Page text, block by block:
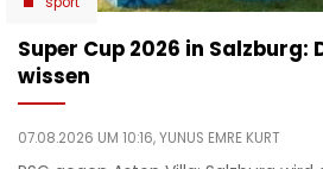
Super Cup 2026 in Salzburg:
wissen
07.08.2026 UM 10:16,YUNUS EMRE KURT